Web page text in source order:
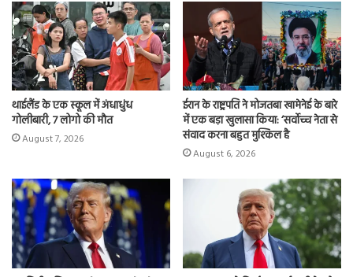
n
थाईलैंड के एक स्कूल में अंधाधुंध
गोलीबारी, 7 लोगो की मौत
August 7, 2026
ईरान के राष्ट्रपति ने मोजतबा खामेनेई के बारे
में एक बड़ा खुलासा किया: ‘सर्वोच्च नेता से
संवाद करना बहुत मुश्किल है
August 6, 2026